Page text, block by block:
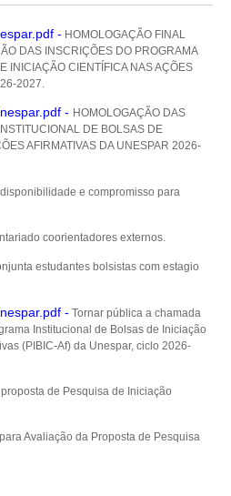
- HOMOLOGAÇÃO FINAL
DAS INSCRIÇÕES DO PROGRAMA
INICIAÇÃO CIENTÍFICA NAS AÇÕES
2027.
- HOMOLOGAÇÃO DAS
DE BOLSAS DE
AFIRMATIVAS DA UNESPAR 2026-
e compromisso para
coorientadores externos.
estudantes bolsistas com estagio
- Tornar pública a chamada
Institucional de Bolsas de Iniciação
(PIBIC-Af) da Unespar, ciclo 2026-
de Pesquisa de Iniciação
Avaliação da Proposta de Pesquisa